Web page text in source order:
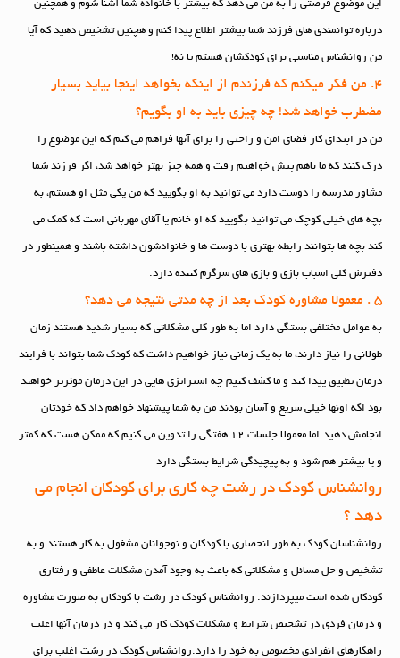
این موضوع فرصتی را به من می دهد که بیشتر با خانواده شما آشنا شوم و همچنین
درباره توانمندی های فرزند شما بیشتر اطلاع پیدا کنم و هچنین تشخیص دهید که آیا
من روانشناس مناسبی برای کودکشان هستم یا نه!
4. من فکر میکنم که فرزندم از اینکه بخواهد اینجا بیاید بسیار
مضطرب خواهد شد! چه چیزی باید به او بگویم؟
من در ابتدای کار فضای امن و راحتی را برای آنها فراهم می کنم که این موضوع را
درک کنند که ما باهم پیش خواهیم رفت و همه چیز بهتر خواهد شد، اگر فرزند شما
مشاور مدرسه را دوست دارد می توانید به او بگویید که من یکی مثل او هستم، به
بچه های خیلی کوچک می توانید بگویید که او خانم یا آقای مهربانی است که کمک می
کند بچه ها بتوانند رابطه بهتری با دوست ها و خانوادشون داشته باشند و همینطور در
دفترش کلی اسباب بازی و بازی های سرگرم کننده دارد.
به عوامل مختلفی بستگی دارد اما به طور کلی مشکلاتی که بسیار شدید هستند زمان
طولانی را نیاز دارند، ما به یک زمانی نیاز خواهیم داشت که کودک شما بتواند با فرایند
درمان تطبیق پیدا کند و ما کشف کنیم چه استراتژی هایی در این درمان موثرتر خواهند
بود اگه اونها خیلی سریع و آسان بودند من به شما پیشنهاد خواهم داد که خودتان
انجامش دهید.اما معمولا جلسات ۱۲ هفتگی را تدوین می کنیم که ممکن هست که کمتر
و یا بیشتر هم شود و به پیچیدگی شرایط بستگی دارد
روانشناس کودک در رشت چه کاری برای کودکان انجام می
دهد ؟
روانشناسان کودک به طور انحصاری با کودکان و نوجوانان مشغول به کار هستند و به
تشخیص و حل مسائل و مشکلاتی که باعث به وجود آمدن مشکلات عاطفی و رفتاری
کودکان شده است میپردازند. روانشناس کودک در رشت با کودکان به صورت مشاوره
و درمان فردی در تشخیص شرایط و مشکلات کودک کار می کند و در درمان آنها اغلب
راهکارهای انفرادی مخصوص به خود را دارد.روانشناس کودک در رشت اغلب برای